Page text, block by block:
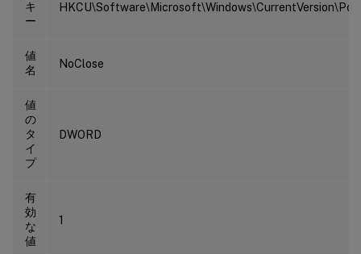
キ
ー
値
名
NoClose
値
の
タ
イ
プ
DWORD
有
効
な
値
1